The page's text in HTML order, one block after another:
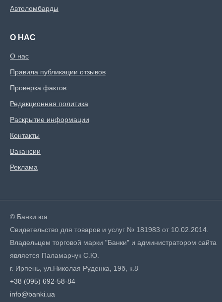
Автоломбарды
О НАС
О нас
Правила публикации отзывов
Проверка фактов
Редакционная политика
Раскрытие информации
Контакты
Вакансии
Реклама
© Банки.юа
Свидетельство для товаров и услуг № 181983 от 10.02.2014.
Владельцем торговой марки "Банки" и администратором сайта
является Паламарчук С.Ю.
г. Ирпень, ул.Николая Руденка, 19б, к.8
+38 (095) 692-58-84
info@banki.ua